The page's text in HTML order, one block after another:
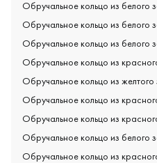
Обручальное кольцо из белого
Обручальное кольцо из белого
Обручальное кольцо из белого
Обручальное кольцо из
Обручальное кольцо из
Обручальное кольцо из
Обручальное кольцо из
Обручальное кольцо из белого
Обручальное кольцо из